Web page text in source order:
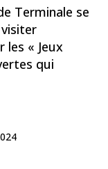
Terminale se
les « Jeux
qui